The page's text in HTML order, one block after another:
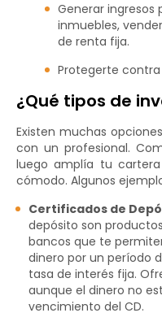
Generar ingresos
inmuebles,
de renta fija.
Protegerte
¿Qué tipos de
Existen muchas
con un profesional.
luego amplía tu
cómodo. Algunos
Certificados de
depósito son
bancos que te
dinero por un período
tasa de interés fija.
aunque el dinero no
vencimiento del CD.